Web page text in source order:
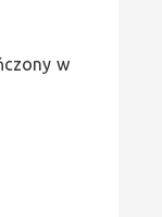
w